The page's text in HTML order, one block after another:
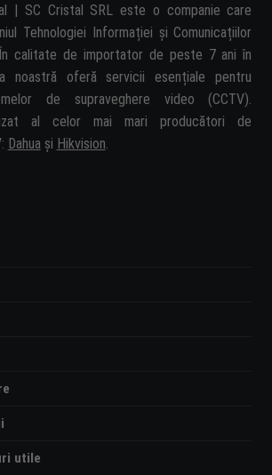
| SC Cristal SRL este o companie care
Tehnologiei Informației și Comunicațiilor
calitate de importator de peste 7 ani în
noastră oferă servicii esențiale pentru
de supraveghere video (CCTV).
al celor mai mari producători de
Dahua și Hikvision.
utile